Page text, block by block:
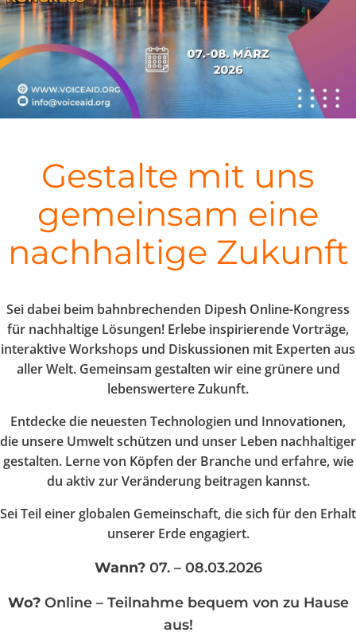
Gestalte mit uns
gemeinsam eine
nachhaltige Zukunft
Sei dabei beim bahnbrechenden Dipesh Online-Kongress
für nachhaltige Lösungen! Erlebe inspirierende Vorträge,
interaktive Workshops und Diskussionen mit Experten aus
aller Welt. Gemeinsam gestalten wir eine grünere und
lebenswertere Zukunft.
Entdecke die neuesten Technologien und Innovationen,
die unsere Umwelt schützen und unser Leben nachhaltiger
gestalten. Lerne von Köpfen der Branche und erfahre, wie
du aktiv zur Veränderung beitragen kannst.
Sei Teil einer globalen Gemeinschaft, die sich für den Erhalt
unserer Erde engagiert.
Wann?07. – 08.03.2026
Wo?Online – Teilnahme bequem von zu Hause
aus!